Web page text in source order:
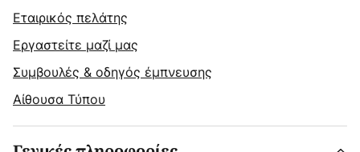
Εταιρικός πελάτης
Εργαστείτε μαζί μας
Συμβουλές & οδηγός έμπνευσης
Αίθουσα Τύπου